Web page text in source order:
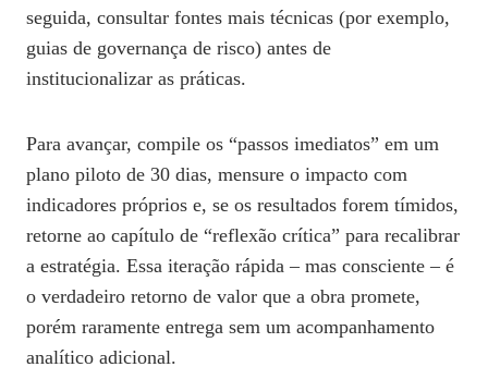
seguida, consultar fontes mais técnicas (por exemplo,
guias de governança de risco) antes de
institucionalizar as práticas.
Para avançar, compile os “passos imediatos” em um
plano piloto de 30 dias, mensure o impacto com
indicadores próprios e, se os resultados forem tímidos,
retorne ao capítulo de “reflexão crítica” para recalibrar
a estratégia. Essa iteração rápida – mas consciente – é
o verdadeiro retorno de valor que a obra promete,
porém raramente entrega sem um acompanhamento
analítico adicional.